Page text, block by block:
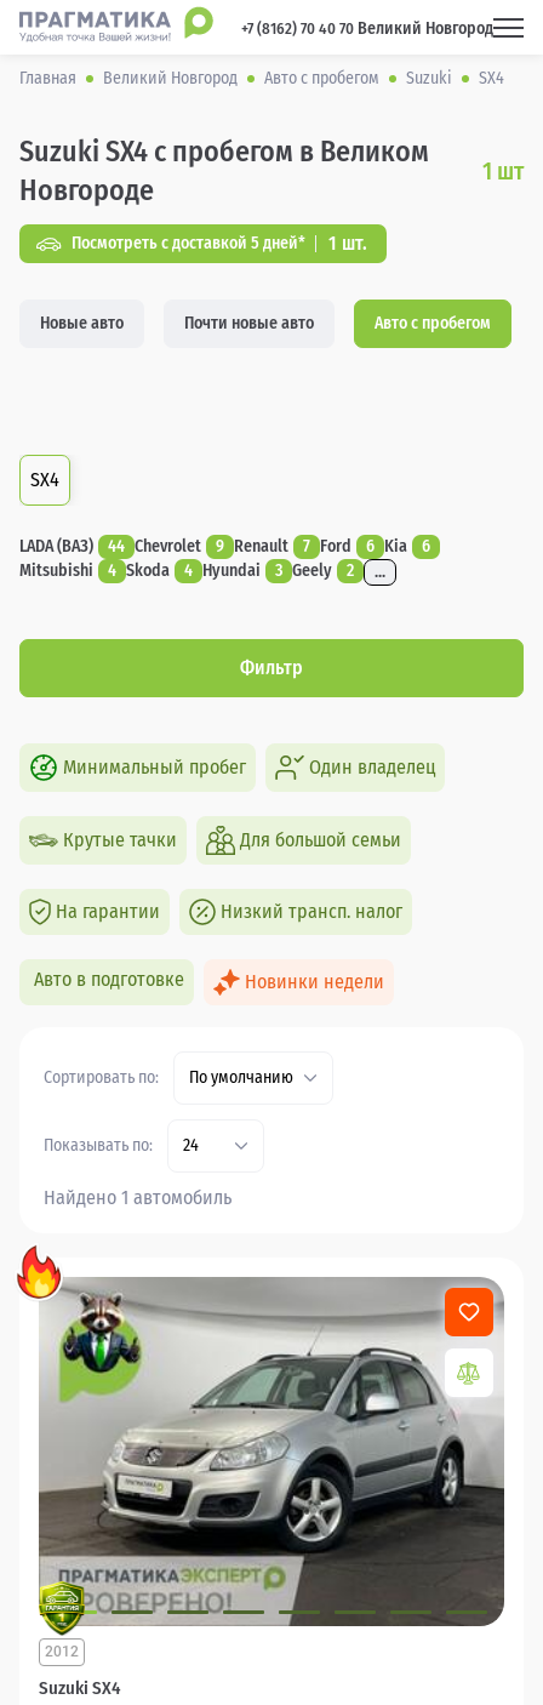
+7 (8162) 70 40 70 Великий Новгород
Главная Великий Новгород Авто с пробегом Suzuki SX4
Suzuki SX4 с пробегом в Великом
Новгороде
1 шт
Посмотреть с доставкой 5 дней* 1 шт.
Новые авто Почти новые авто Авто с пробегом
SX4
LADA (ВАЗ) 44 Chevrolet 9 Renault 7 Ford 6 Kia
6
Mitsubishi
4 Skoda 4 Hyundai 3 Geely 2 ...
Фильтр
Минимальный пробег Один владелец
Крутые тачки Для большой семьи
На гарантии Низкий трансп. налог
Авто в подготовке Новинки недели
Сортировать по: По умолчанию
Показывать по: 24
Найдено 1 автомобиль
Suzuki SX4
2012